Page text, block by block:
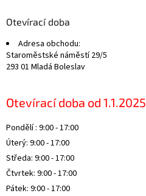
Otevírací doba
Adresa obchodu:
Staroměstské náměstí 29/5
293 01 Mladá Boleslav
Otevírací doba od 1.1.2025
Pondělí : 9:00 - 17:00
Úterý: 9:00 - 17:00
Středa: 9:00 - 17:00
Čtvrtek: 9:00 - 17:00
Pátek: 9:00 - 17:00